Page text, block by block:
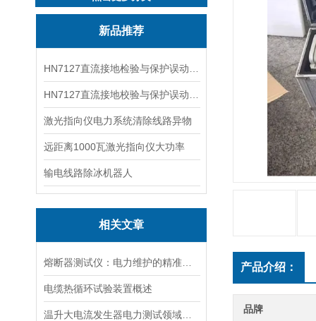
新品推荐
激光指向仪电力系统清除线路异物
远距离1000瓦激光指向仪大功率
输电线路除冰机器人
相关文章
电缆热循环试验装置概述
产品介绍：
品牌